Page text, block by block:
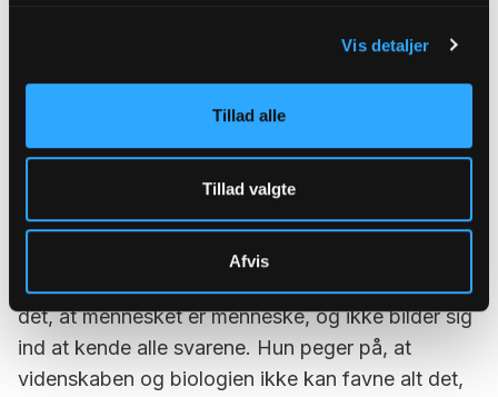
Vis detaljer
Tillad alle
Tillad valgte
Afvis
- Jeg tror, at mange danskere ser på folkekirken
som en kulturinstitution i højere grad end et
trossamfund. Den er rammen om mange store
begivenheder i folks liv, hvad enten man opfatter
sig som troende eller ej. Det handler om at være
Og for Anna Libak symboliserer folkekirken netop
det, at mennesket er menneske, og ikke bilder sig
ind at kende alle svarene. Hun peger på, at
videnskaben og biologien ikke kan favne alt det,